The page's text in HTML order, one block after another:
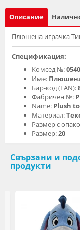
Описание
Плюшена играчка
Спецификация:
Комсед №:
Име:
Бар-код (EAN):
Фабричен №:
Name: Plush
Материал:
Размер с
Размер:20
Свързани и
продукти